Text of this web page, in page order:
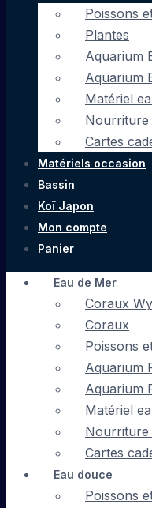
Poissons
Plantes
Aquarium
Aquarium
Matériel
Nourriture
Cartes
Matériels occasion
Bassin
Koï Japon
Mon compte
Panier
Eau de Mer
Coraux
Coraux
Poissons
Aquarium
Aquarium
Matériel
Nourriture
Cartes
Eau douce
Poissons